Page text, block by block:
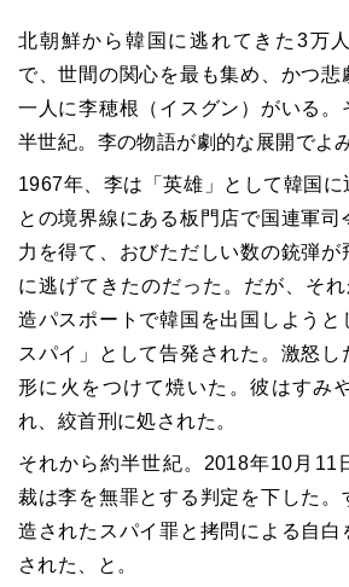
北朝鮮から韓国に逃れてきた3万
で、世間の関心を最も集め、かつ悲
一人に李穂根（イスグン）がいる。
半世紀。李の物語が劇的な展開でよ
1967年、李は「英雄」として韓国
との境界線にある板門店で国連軍司
力を得て、おびただしい数の銃弾が
に逃げてきたのだった。だが、そ
造パスポートで韓国を出国しようと
スパイ」として告発された。激怒し
形に火をつけて焼いた。彼はすみ
れ、絞首刑に処された。
それから約半世紀。2018年10月11
裁は李を無罪とする判定を下した。
造されたスパイ罪と拷問による自白
された、と。